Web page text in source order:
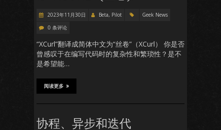
2023年11月30日 Beta, Pilot
Geek News
0 条评论
“XCurl”翻译成简体中文为“丝卷”（XCurl） 你是否
曾感叹于在编写代码时的复杂性和繁琐性？是不
是希望能…
阅读更多
协程、异步和迭代